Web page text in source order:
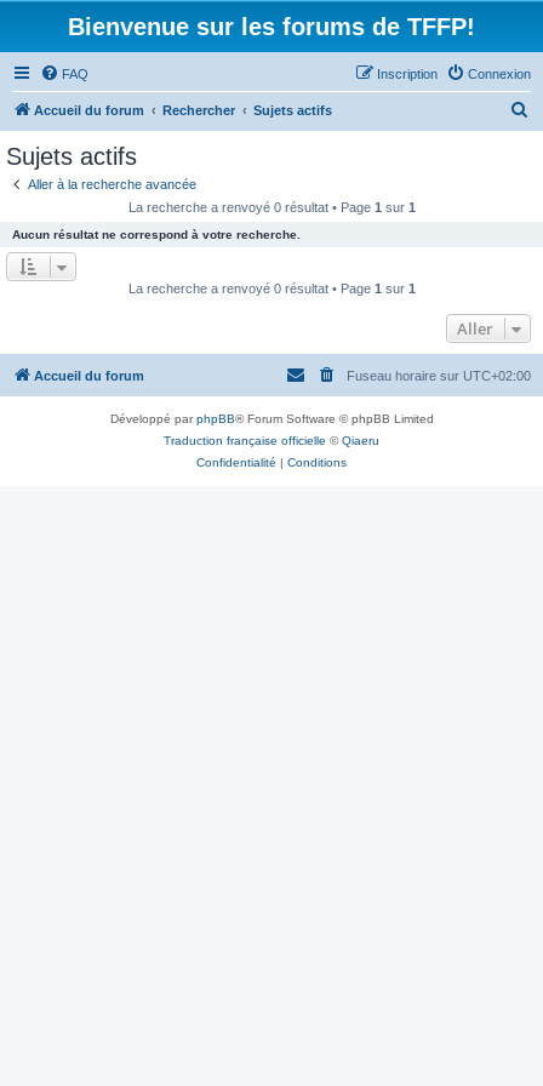
Bienvenue sur les forums de TFFP!
FAQ Connexion
Inscription
Accueil du forum Rechercher Sujets actifs
e
r
Sujets actifs
Aller à la recherche avancée
La recherche a renvoyé 0 résultat • Page 1 sur 1
Aucun résultat ne correspond à votre recherche.
La recherche a renvoyé 0 résultat • Page 1 sur 1
Aller
Accueil du forum Fuseau horaire sur UTC+02:00
Développé parphpBB® Forum Software © phpBB Limited
Traduction française officielle ©Qiaeru
Confidentialité | Conditions